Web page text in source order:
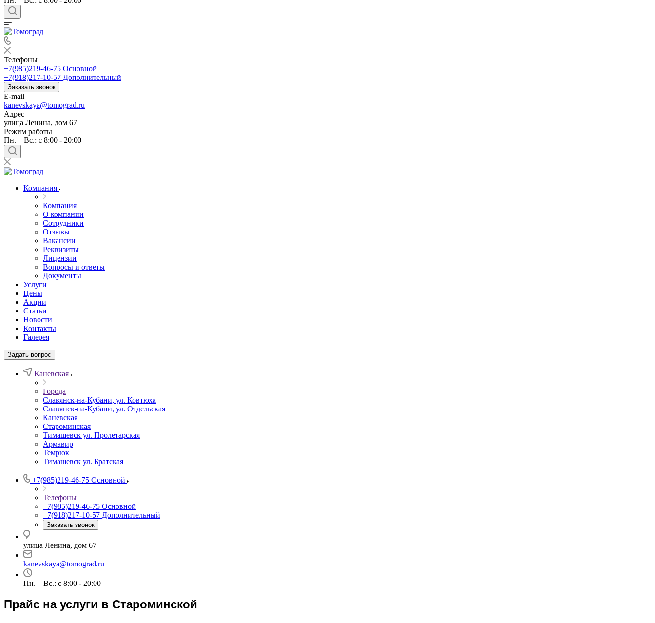
Телефоны
+7(985)219-46-75 Основной
+7(918)217-10-57 Дополнительный
Заказать звонок
E-mail
kanevskaya@tomograd.ru
Адрес
улица Ленина, дом 67
Режим работы
Пн. – Вс.: c 8:00 - 20:00
Компания
Компания
О компании
Сотрудники
Отзывы
Вакансии
Реквизиты
Лицензии
Вопросы и ответы
Документы
Услуги
Цены
Акции
Статьи
Новости
Контакты
Галерея
Задать вопрос
Каневская
Города
Славянск-на-Кубани, ул. Ковтюха
Славянск-на-Кубани, ул. Отдельская
Каневская
Староминская
Тимашевск ул. Пролетарская
Армавир
Темрюк
Тимашевск ул. Братская
+7(985)219-46-75 Основной
Телефоны
+7(985)219-46-75 Основной
+7(918)217-10-57 Дополнительный
Заказать звонок
улица Ленина, дом 67
kanevskaya@tomograd.ru
Пн. – Вс.: c 8:00 - 20:00
Прайс на услуги в Староминской